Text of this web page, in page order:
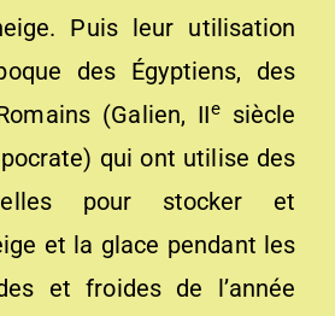
Puis leur utilisation
des Égyptiens, des
(Galien, IIesiècle
qui ont utilise des
pour stocker et
et la glace pendant les
et froides de l’année